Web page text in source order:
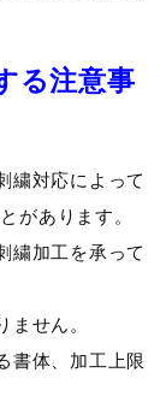
ある生命線の始
る注意事
繍対応によって
があります。
繍加工を承って
せん。
書体、加工上限